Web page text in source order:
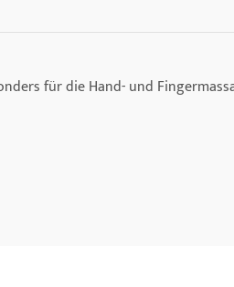
für die Hand- und